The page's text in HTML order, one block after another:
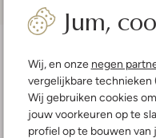
Jum,
Wij, en onze negen
vergelijkbare technieken
Wij gebruiken cookies
jouw voorkeuren op te
profiel op te bouwen